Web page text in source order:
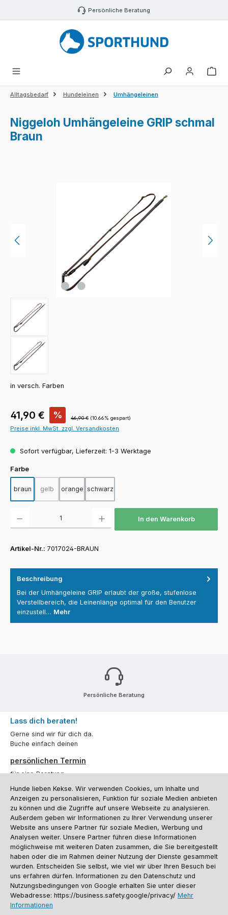
Zum Hauptinhalt springen Persönliche Beratung
Alltagsbedarf Hundeleinen Umhängeleinen
Niggeloh Umhängeleine GRIP schmal
Braun
in versch. Farben
Verkaufspreis:
41,90 € % Regulärer Preis:
46,90 € (10.66% gespart)
Preise inkl. MwSt. zzgl. Versandkosten
Sofort verfügbar, Lieferzeit: 1-3 Werktage
Farbeauswählen
braun gelb
(Diese Option ist zurzeit nicht verfügbar.)
orange schwarz
In den Warenkorb
Artikel-Nr.: 7017024-BRAUN
Beschreibung
Bei der Umhängeleine GRIP erlaubt der große, stufenlose
Verstellbereich, die Leinenlänge optimal für den Benutzer
einzustell… Mehr
Persönliche Beratung
Lass dich beraten!
Gerne sind wir für dich da.
Buche einfach deinen
persönlichen Termin
für eine Beratung.
Oder über unserKontaktformular.
Vertrag widerrufen
Kundenservice
Informationen
Social Media und Kontakt
Versandinformationen
Hunde lieben Kekse. Wir verwenden Cookies, um Inhalte und
Anzeigen zu personalisieren, Funktion für soziale Medien anbieten
zu können und die Zugriffe auf unsere Webseite zu analysieren.
Außerdem geben wir Informationen zu Ihrer Verwendung unserer
Website ans unsere Partner für soziale Medien, Werbung und
Analysen weiter. Unsere Partner führen diese Informationen
möglichweise mit weiteren Daten zusammen, die Sie bereitgestellt
haben oder die im Rahmen deiner Nutzung der Dienste gesammelt
wurden. Entscheiden Sie selbst, wie viel wir über Ihren Besuch bei
uns erfahren dürfen. Informationen zu den Datenschutz und
Nutzungsbedingungen von Google erhalten Sie unter dieser
Webadresse: https://business.safety.google/privacy/ Mehr
Informationen